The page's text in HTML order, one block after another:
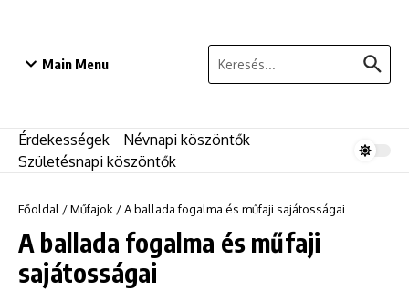
Main Menu
Keresés:
Érdekességek
Névnapi köszöntők
Születésnapi köszöntők
Főoldal /Műfajok /A ballada fogalma és műfaji sajátosságai
A ballada fogalma és műfaji
sajátosságai